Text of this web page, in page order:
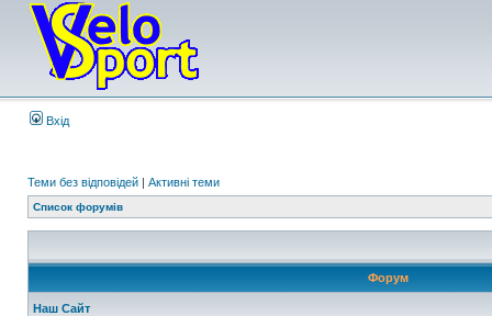
Вхід
Теми без відповідей | Активні теми
Список форумів
Форум
Наш Сайт